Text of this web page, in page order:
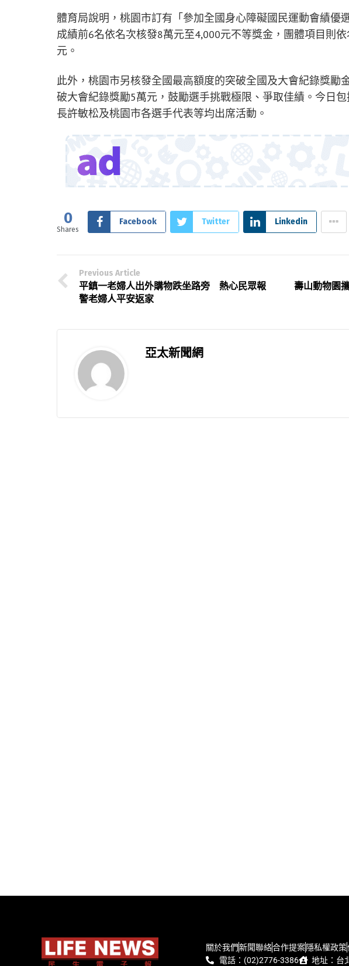
體育局說明，桃園市訂有「參加全國身心障礙國民運動會績優
成績前6名依名次核發8萬元至4,000元不等獎金，團體項目則
元。
此外，桃園市另核發全國最高額度的突破全國及大會紀錄獎勵
破大會紀錄獎勵5萬元，鼓勵選手挑戰極限、爭取佳績。今日
長許敏松及桃園市各選手代表等均出席活動。
0
Shares
Facebook Twitter Linkedin
Previous Article
平鎮一老婦人出外購物跌坐路旁 熱心民眾報
警老婦人平安返家
壽山動物園
亞太新聞網
關於我們新聞聯絡合作提案隱私權政策
電話：(02)2776-3386
地址：台